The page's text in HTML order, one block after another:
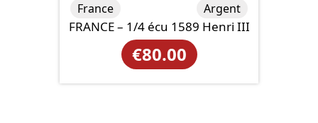
FRANCE – 1/4 écu 1589 Henri III
€80.00
France Argent